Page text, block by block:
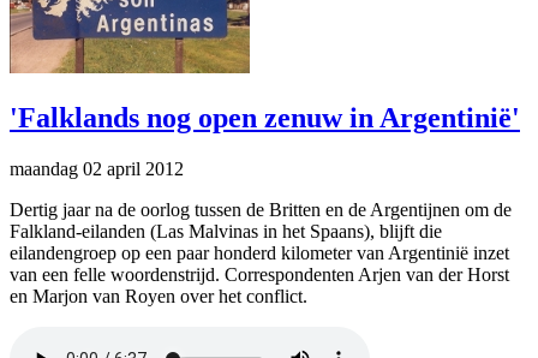
'Falklands nog open zenuw in Argentinië'
maandag 02 april 2012
Dertig jaar na de oorlog tussen de Britten en de Argentijnen om de
Falkland-eilanden (Las Malvinas in het Spaans), blijft die
eilandengroep op een paar honderd kilometer van Argentinië inzet
van een felle woordenstrijd. Correspondenten Arjen van der Horst
en Marjon van Royen over het conflict.